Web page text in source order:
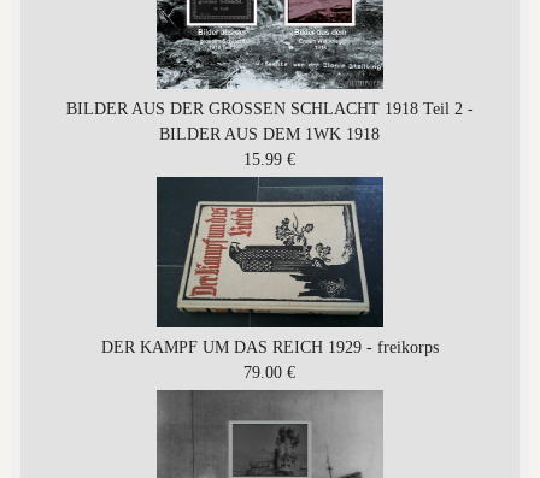
BILDER AUS DER GROSSEN SCHLACHT 1918 Teil 2 -
BILDER AUS DEM 1WK 1918
15.99 €
DER KAMPF UM DAS REICH 1929 - freikorps
79.00 €